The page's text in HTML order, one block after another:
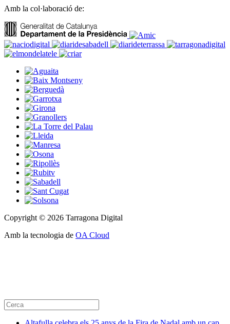
Amb la col·laboració de:
Copyright © 2026 Tarragona Digital
Amb la tecnologia de OA Cloud